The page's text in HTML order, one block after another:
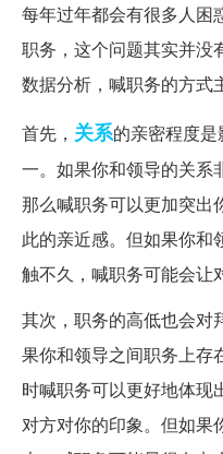
每年过年都会有很多人困
职务，这个问题其实并没
数据分析，喊职务的方式
首先， 关系的亲密程度
一。如果你和领导的关系
那么喊职务可以更加突出
此的亲近感。但如果你和
触不久，喊职务可能会让
其次，职务的高低也会对
果你和领导之间职务上存
时喊职务可以更好地体现
对方对你的印象。但如果